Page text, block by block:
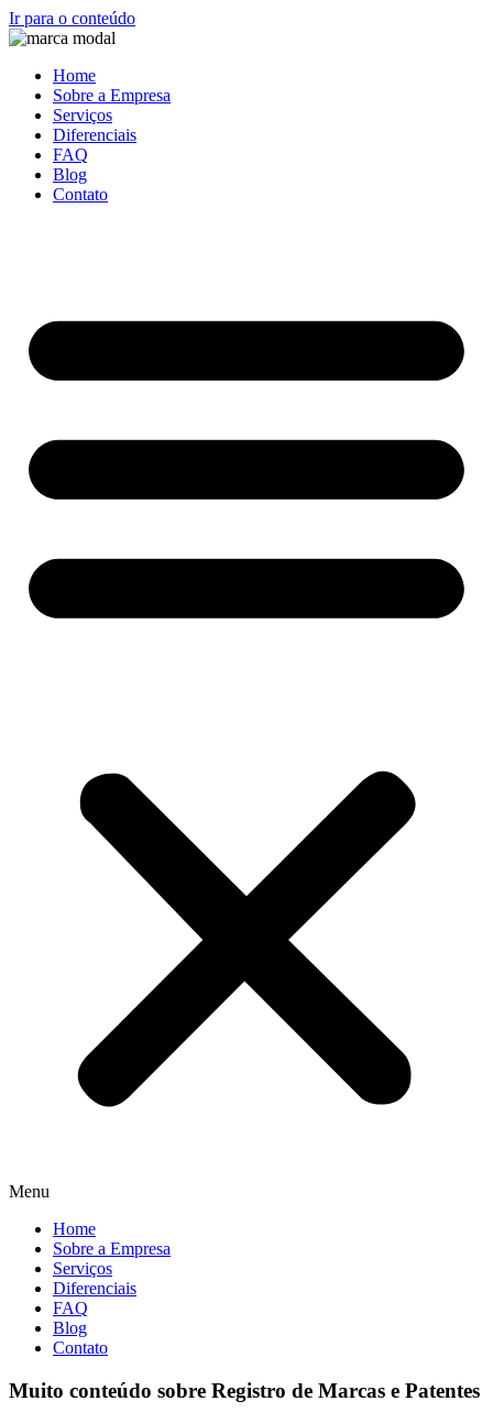
Ir para o conteúdo
Home
Sobre a Empresa
Serviços
Diferenciais
FAQ
Blog
Contato
Menu
Home
Sobre a Empresa
Serviços
Diferenciais
FAQ
Blog
Contato
Muito conteúdo sobre Registro de Marcas e Patentes